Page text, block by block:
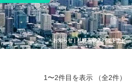
お知らせ | 札幌高収入バイトナビ
1〜2件目を表示 （全2件）